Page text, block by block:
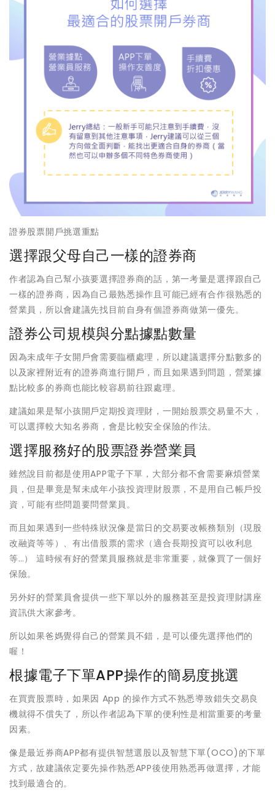
證券股票開戶挑選重點
選擇跟父母自己一樣的證券商
作者認為自己幫小孩要選擇證券商的話，第一考量是選擇跟自己
一樣的證券商，因為自己最熟悉操作且可能已經有合作很熟悉的
營業員，所以會建議先找目前自身有個證券商做第一優先。
證券公司規模與分點據點數量
因為未成年子女開戶會需要臨櫃處理，所以建議選擇分點數多的
以及家裡附近有的證券商進行開戶，而且如果遇到問題，營業據
點比較多的券商也能比較容易前往跟處理。
建議如果是幫小孩開戶定期投資理財，一開始股票交易量不大，
可以選擇較大知名券商，會是比較安全保險的作法。
選擇服務好的股票證券營業員
雖然說目前都是使用APP電子下單，大部分都不會需要麻煩營業
員，但是畢竟是幫未成年小孩投資理財股票，不是用自己帳戶投
資，可能有些問題要問營業員。
而且如果遇到一些特殊狀況像是當日的交易要改帳務類別（現股
改融資等等）、有出借股票的需求（適合長期投資可以收利息
等…） 這時候有好的營業員服務就是非常重要，就像買了一個好
保險。
另外好的營業員會提供一些下單以外的服務甚至是投資理財講座
資訊供大家參考。
所以如果爸媽覺得自己的營業員不錯，是可以優先選擇他們的
喔！
根據電子下單APP操作的簡易度挑選
在買賣股票時，如果因 App 的操作方式不熟悉導致錯失交易良
機就得不償失了，所以作者認為下單的便利性是相當重要的考量
因素。
像是最近券商APP都有提供智慧選股以及智慧下單(OCO)的下單
方式，故建議依定要先操作熟悉APP後使用熟悉再做選擇，才能
找到最適合的。